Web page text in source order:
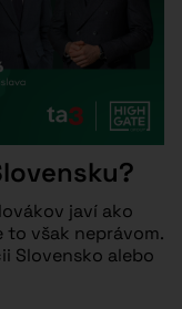
javí ako
to však neprávom.
Slovensko alebo